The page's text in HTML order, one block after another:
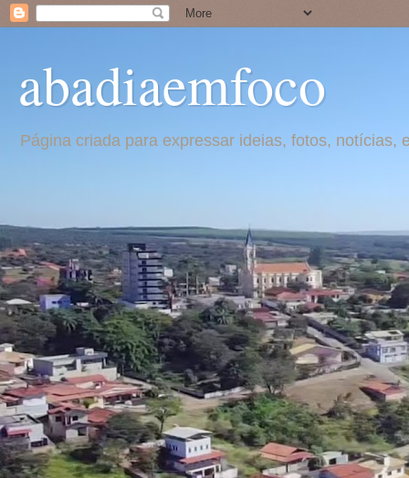
abadiaemfoco
Página criada para expressar ideias, fotos,